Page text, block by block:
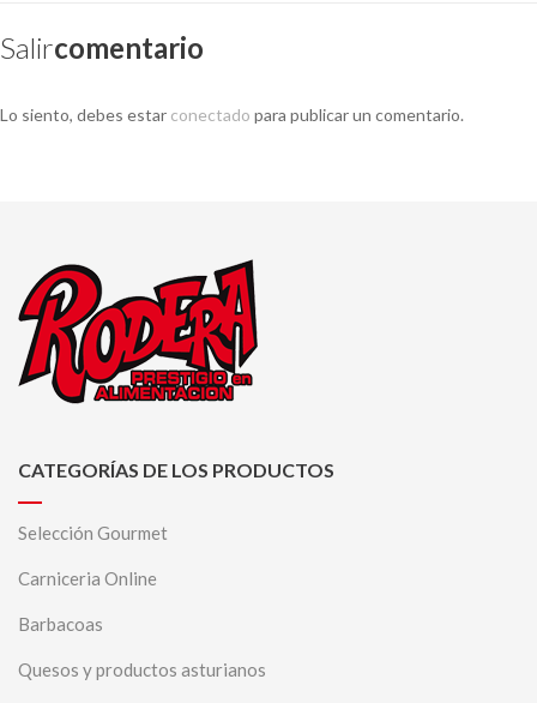
SalirComentario
Lo siento, debes estar conectado para publicar un comentario.
CATEGORÍAS DE LOS PRODUCTOS
Selección Gourmet
Carniceria Online
Barbacoas
Quesos y productos asturianos